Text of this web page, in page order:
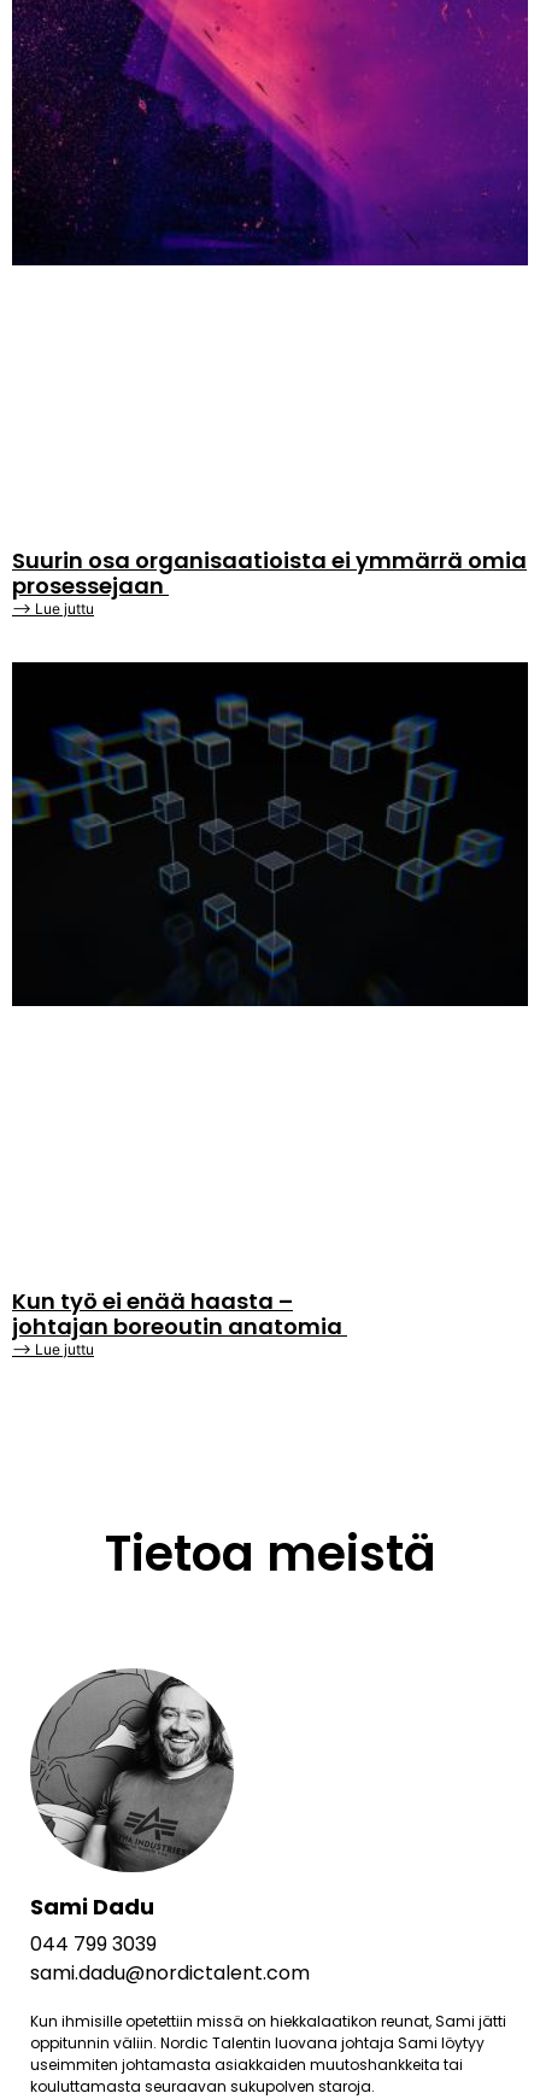
Suurin osa organisaatioista ei ymmärrä omia
prosessejaan
⟶ Lue juttu
Kun työ ei enää haasta –
johtajan boreoutin anatomia
⟶ Lue juttu
Tietoa meistä
Sami Dadu
044 799 3039
sami.dadu@nordictalent.com
Kun ihmisille opetettiin missä on hiekkalaatikon reunat, Sami jätti
oppitunnin väliin. Nordic Talentin luovana johtaja Sami löytyy
useimmiten johtamasta asiakkaiden muutoshankkeita tai
kouluttamasta seuraavan sukupolven staroja.